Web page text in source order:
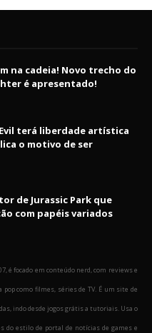
na cadeia! Novo trecho do
é apresentado!
terá liberdade artística
o motivo de ser
de Jurassic Park que
com papéis variados
é focado em conteúdo nerd, com reviews e
como filmes, séries de TV. É um site de
indo desde jogos grátis a tutoriais. Usa o
do estilo de portal de notícias de games e